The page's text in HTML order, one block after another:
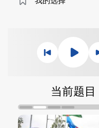
当前题目